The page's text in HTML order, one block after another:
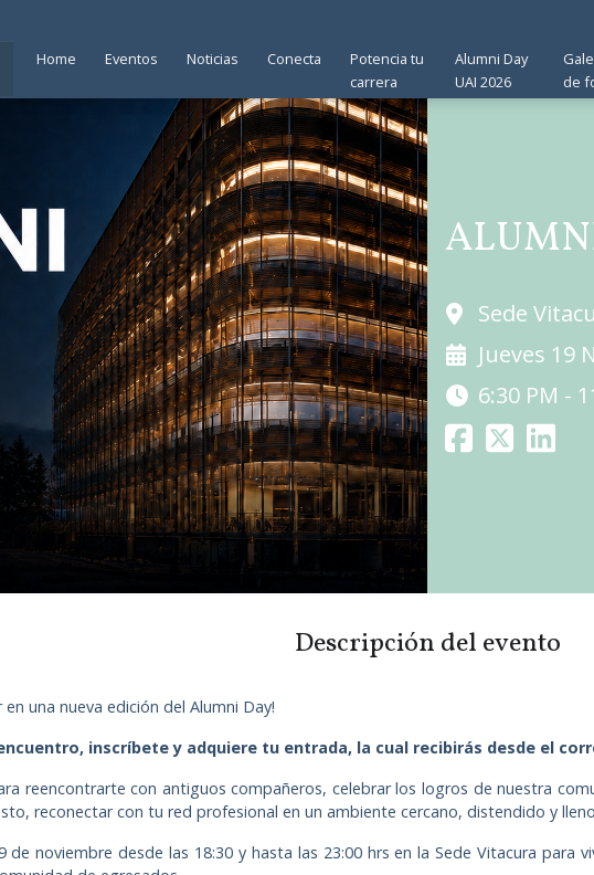
Home Eventos Noticias Conecta
Potencia tu
carrera
Alumni Day
UAI 2026
de
Sede
Jueves 19
6:30 PM -
Descripción del evento
una nueva edición del Alumni Day!
inscríbete y adquiere tu entrada, la cual recibirás desde el
reencontrarte con antiguos compañeros, celebrar los logros de nuestra
reconectar con tu red profesional en un ambiente cercano, distendido y
de noviembre desde las 18:30 y hasta las 23:00 hrs en la Sede Vitacura para